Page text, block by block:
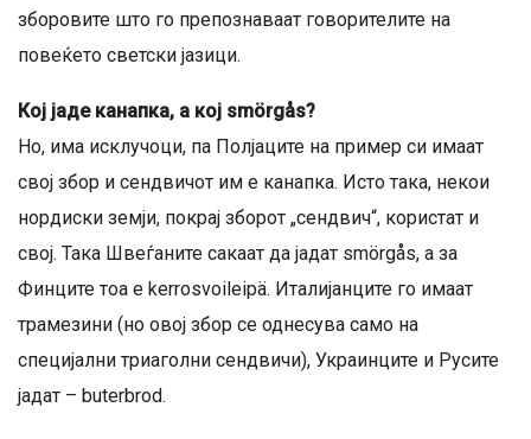
зборовите што го препознаваат говорителите на
повеќето светски јазици.
Кој јаде канапка, а кој smörgås?
Но, има исклучоци, па Полјаците на пример си имаат
свој збор и сендвичот им е канапка. Исто така, некои
нордиски земји, покрај зборот „сендвич“, користат и
свој. Така Швеѓаните сакаат да јадат smörgås, а за
Финците тоа е kerrosvoileipä. Италијанците го имаат
трамезини (но овој збор се однесува само на
специјални триаголни сендвичи), Украинците и Русите
јадат – buterbrod.